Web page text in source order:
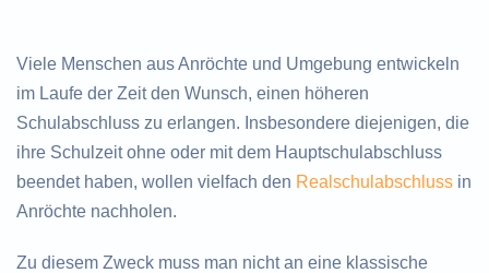
Viele Menschen aus Anröchte und Umgebung entwickeln
im Laufe der Zeit den Wunsch, einen höheren
Schulabschluss zu erlangen. Insbesondere diejenigen, die
ihre Schulzeit ohne oder mit dem Hauptschulabschluss
beendet haben, wollen vielfach den Realschulabschluss in
Anröchte nachholen.
Zu diesem Zweck muss man nicht an eine klassische